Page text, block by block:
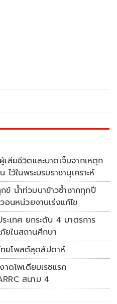
สียชีวิตและบาดเจ็บจากเหตุก
ไว้ในพระบรมราชานุเคราะห์
ข์ น้ำท่วมนาข้าวซ้ำซากทุกปี
อนหน่วยงานเร่งแก้ไข
ะเทศ ยกระดับ 4 มาตรการ
ในสถานศึกษา
ทยโพสต์สุดสัปดาห์
ดโพเดียมเรซแรก
สนาม 4